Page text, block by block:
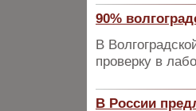
90%
В
проверку в
В России